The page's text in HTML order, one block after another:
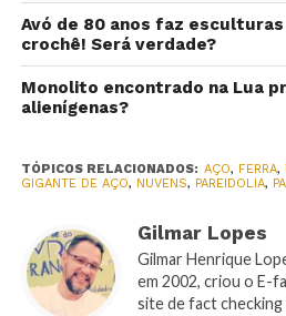
Avó de 80 anos faz
crochê! Será verdade?
Monolito encontrado na Lua
alienígenas?
TÓPICOS RELACIONADOS: AÇO, FERRA,
GIGANTE DE AÇO, NUVENS, PAREIDOLIA,
Gilmar Lopes
Gilmar Henrique
em 2002, criou o E-
site de fact